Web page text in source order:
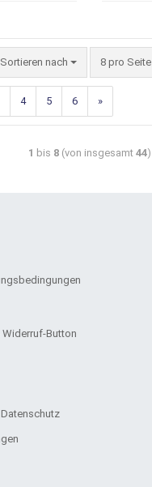
Sortieren nach 8 pro Seite
4 5 6 »
1 bis 8 (von insgesamt 44)
Button